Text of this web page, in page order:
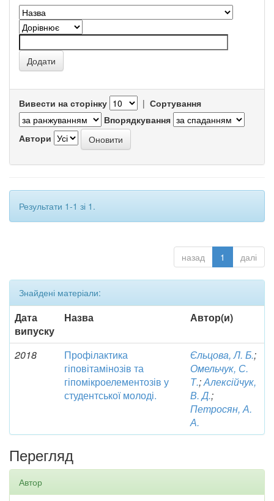
Вивести на сторінку | Сортування
Впорядкування
Автори
Результати 1-1 зі 1.
назад 1 далі
Знайдені матеріали:
Дата
випуску
Назва Автор(и)
2018
Профілактика
гіповітамінозів та
гіпомікроелементозів у
студентської молоді.
Єльцова, Л. Б.;
Омельчук, С.
Т.;Алексійчук,
В. Д.;
Петросян, А.
А.
Перегляд
Автор